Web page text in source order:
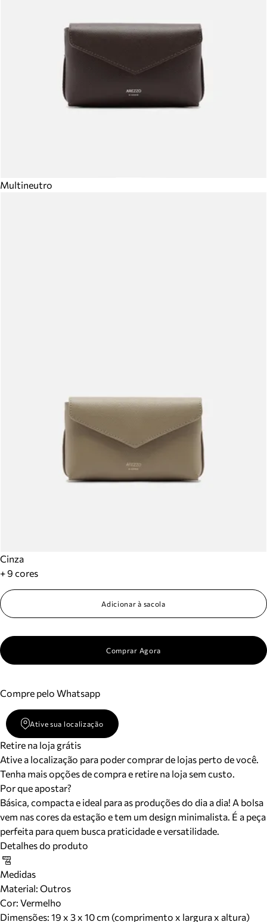
Multineutro
Cinza
+ 9 cores
Adicionar à sacola
Comprar Agora
Compre pelo Whatsapp
Ative sua localização
Retire na loja grátis
Ative a localização para poder comprar de lojas perto de você.
Tenha mais opções de compra e retire na loja sem custo.
Por que apostar?
Básica, compacta e ideal para as produções do dia a dia! A bolsa
vem nas cores da estação e tem um design minimalista. É a peça
perfeita para quem busca praticidade e versatilidade.
Detalhes do produto
Medidas
Material: Outros
Cor: Vermelho
Dimensões: 19 x 3 x 10 cm (comprimento x largura x altura)